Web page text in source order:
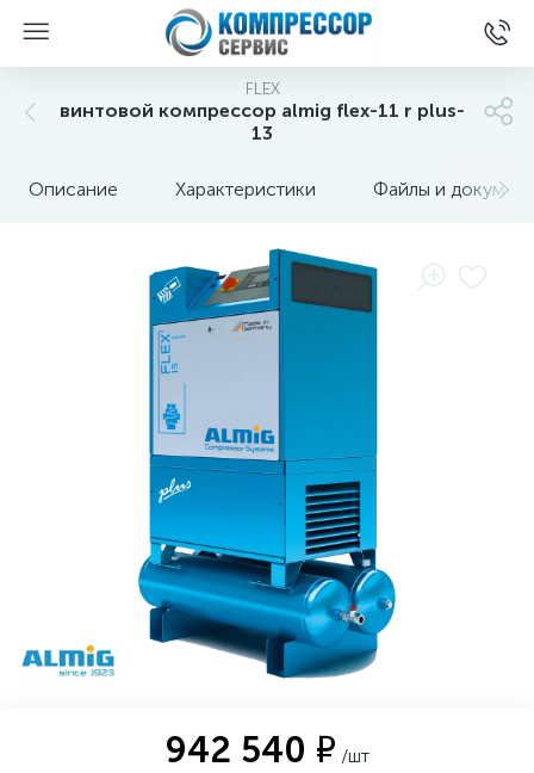
FLEX
винтовой компрессор almig flex-11 r plus-
13
Описание Характеристики Файлы и
942 540 ₽ /шт